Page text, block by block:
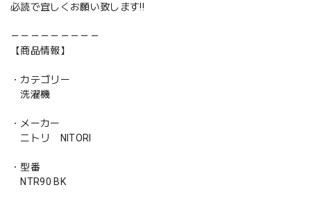
必読で宜しくお願い致します‼️
－－－－－－－－－
【商品情報】
・カテゴリー
洗濯機
・メーカー
ニトリ NITORI
・型番
NTR90 BK